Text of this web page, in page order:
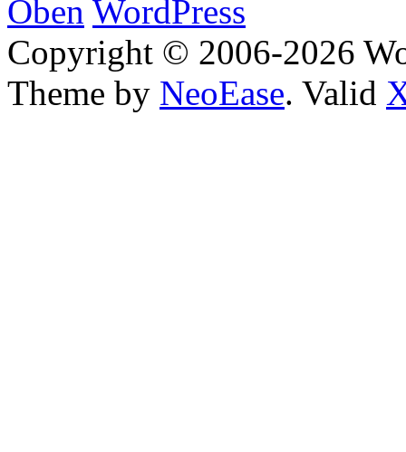
Oben WordPress
Copyright © 2006-2026
Theme by NeoEase. Valid